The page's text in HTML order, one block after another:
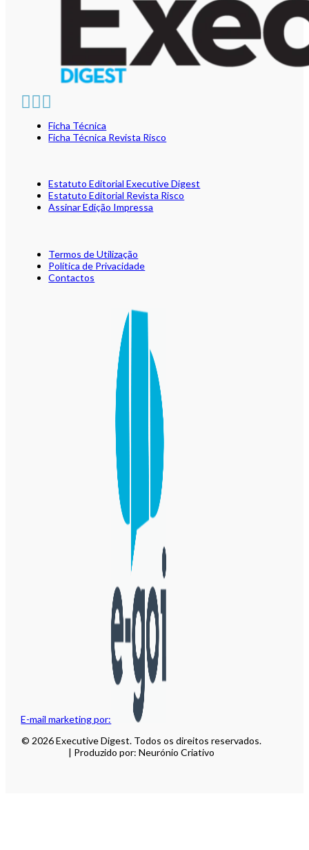
E-mail marketing por:
Ficha Técnica
Ficha Técnica Revista Risco
Estatuto Editorial Executive Digest
Estatuto Editorial Revista Risco
Assinar Edição Impressa
Termos de Utilização
Política de Privacidade
Contactos
© 2026 Executive Digest. Todos os direitos reservados.
| Produzido por: Neurónio Criativo